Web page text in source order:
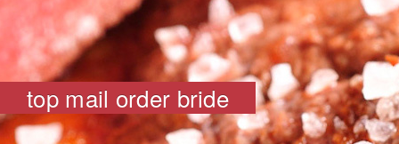
top mail order bride